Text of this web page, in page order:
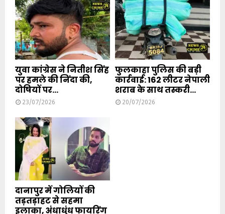
युवा कांग्रेस ने नितीश सिंह
पर हमले की निंदा की,
दोषियों पर...
23/07/2026
फुलकाहा पुलिस की बड़ी
कार्रवाई: 162 लीटर नेपाली
शराब के साथ तस्करी...
20/07/2026
दानापुर में गोलियों की
तड़तड़ाहट से सहमा
इलाका, अंधाधुंध फायरिंग